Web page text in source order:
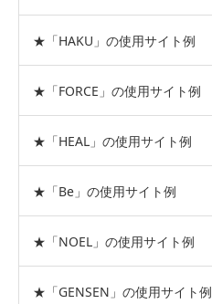
★「HAKU」の使用サイト例
★「FORCE」の使用サイト例
★「HEAL」の使用サイト例
★「Be」の使用サイト例
★「NOEL」の使用サイト例
★「GENSEN」の使用サイト例